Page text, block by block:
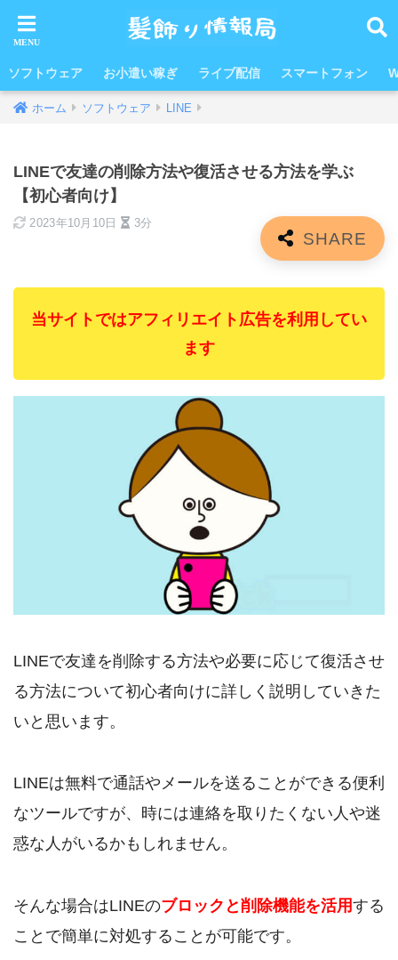
ソフトウェア お小遣い稼ぎ ライブ配信 スマートフォン
ホーム ソフトウェア LINE
LINEで友達の削除方法や復活させる方法を学ぶ
【初心者向け】
2023年10月10日 3分
当サイトではアフィリエイト広告を利用してい
ます
LINEで友達を削除する方法や必要に応じて復活させ
る方法について初心者向けに詳しく説明していきた
いと思います。
LINEは無料で通話やメールを送ることができる便利
なツールですが、時には連絡を取りたくない人や迷
惑な人がいるかもしれません。
そんな場合はLINEのブロックと削除機能を活用する
ことで簡単に対処することが可能です。